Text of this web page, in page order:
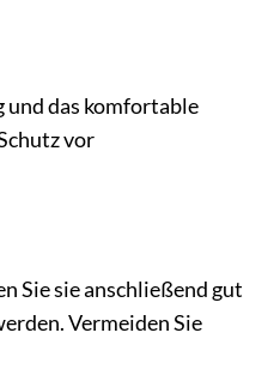
und das komfortable
vor
Sie sie anschließend gut
Vermeiden Sie